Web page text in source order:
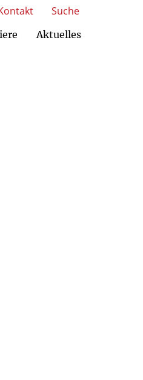
Aktuelles
Suche